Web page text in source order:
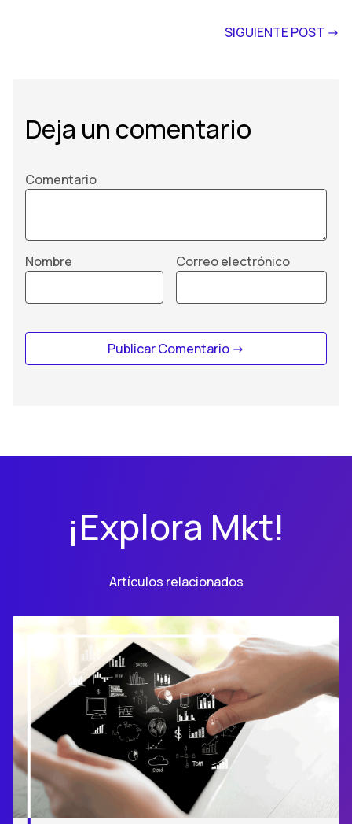
SIGUIENTE POST ->
Deja un comentario
Comentario
Nombre Correo electrónico
¡Explora Mkt!
Artículos relacionados